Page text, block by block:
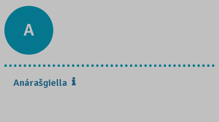
A
Anárašgiella